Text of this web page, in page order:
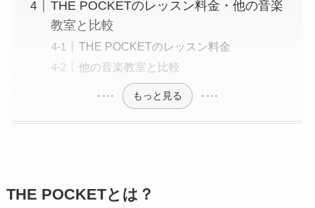
THE POCKETのレッスン料金・他の音楽
教室と比較
THE POCKETのレッスン料金
他の音楽教室と比較
もっと見る
THE POCKETとは？